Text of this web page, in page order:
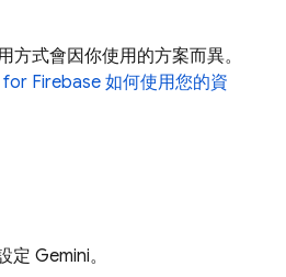
方式會因你使用的方案而異。
for Firebase 如何使用您的資
定 Gemini。